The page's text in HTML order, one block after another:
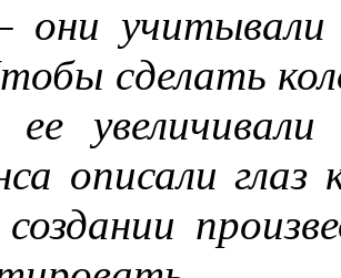
они учитывали
сделать
описали